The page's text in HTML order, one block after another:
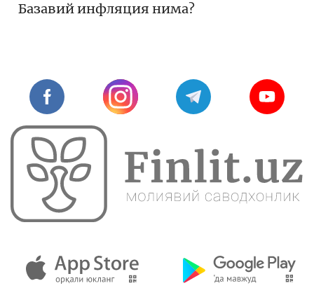
Базавий инфляция нима?